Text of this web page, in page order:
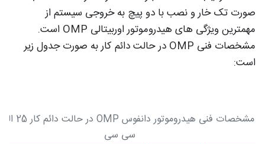
صورت تک خار و نصب با دو پیچ به خروجی سیستم از
مهمترین ویژگی های هیدروموتور اوربیتالی OMP است.
مشخصات فنی OMP در حالت دائم کار به صورت جدول زیر
است:
سی سی